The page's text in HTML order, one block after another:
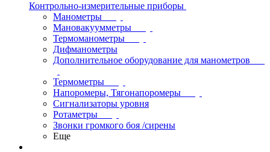
Контрольно-измерительные приборы
Манометры
Мановакуумметры
Термоманометры
Дифманометры
Дополнительное оборудование для манометров
Термометры
Напоромеры, Тягонапоромеры
Сигнализаторы уровня
Ротаметры
Звонки громкого боя /сирены
Еще